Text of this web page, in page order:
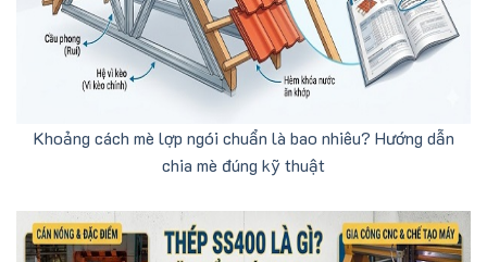
Khoảng cách mè lợp ngói chuẩn là bao nhiêu? Hướng dẫn
chia mè đúng kỹ thuật